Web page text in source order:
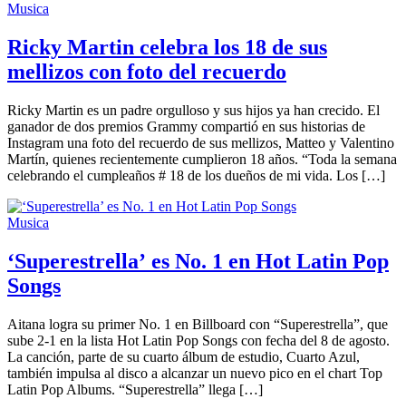
Musica
Ricky Martin celebra los 18 de sus
mellizos con foto del recuerdo
Ricky Martin es un padre orgulloso y sus hijos ya han crecido. El
ganador de dos premios Grammy compartió en sus historias de
Instagram una foto del recuerdo de sus mellizos, Matteo y Valentino
Martín, quienes recientemente cumplieron 18 años. “Toda la semana
celebrando el cumpleaños # 18 de los dueños de mi vida. Los […]
Musica
‘Superestrella’ es No. 1 en Hot Latin Pop
Songs
Aitana logra su primer No. 1 en Billboard con “Superestrella”, que
sube 2-1 en la lista Hot Latin Pop Songs con fecha del 8 de agosto.
La canción, parte de su cuarto álbum de estudio, Cuarto Azul,
también impulsa al disco a alcanzar un nuevo pico en el chart Top
Latin Pop Albums. “Superestrella” llega […]